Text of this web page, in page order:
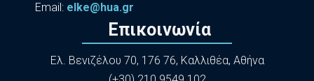
Εmail: elke@hua.gr
Επικοινωνία
Ελ. Βενιζέλου 70, 176 76, Καλλιθέα, Αθήνα